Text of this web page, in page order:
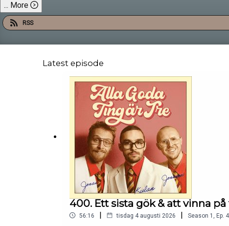
... More
RSS
Latest episode
400. Ett sista gök & att vinna på
56:16 | tisdag 4 augusti 2026 | Season 1 Ep.